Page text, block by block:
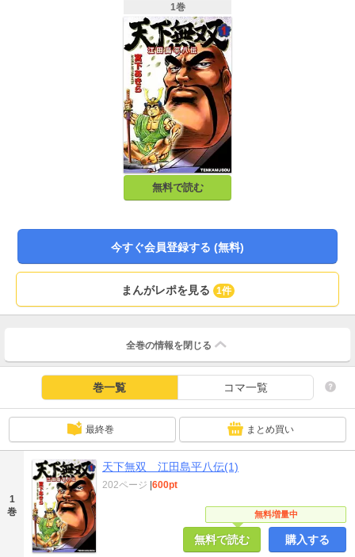
1巻
無料で読む
今すぐ会員登録する (無料)
まんがレポを見る 1件
全巻の情報を 閉じる
巻一覧 コマ一覧
最終巻 まとめ買い
1
巻
天下無双 江田島平八伝(1)
無料増量中
202ページ 600pt
無料で読む 購入する